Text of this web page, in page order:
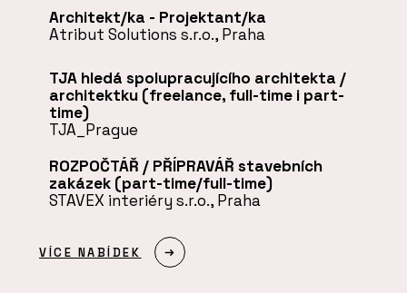
Architekt/ka - Projektant/ka
Atribut Solutions s.r.o., Praha
TJA hledá spolupracujícího architekta /
architektku (freelance, full-time i part-
time)
TJA_Prague
ROZPOČTÁŘ / PŘÍPRAVÁŘ stavebních
zakázek (part-time/full-time)
STAVEX interiéry s.r.o., Praha
VÍCE NABÍDEK